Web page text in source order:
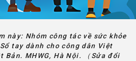
này: Nhóm công tác về sức khỏe
tay dành cho công dân Việt
Bản. MHWG, Hà Nội. （Sửa đổi